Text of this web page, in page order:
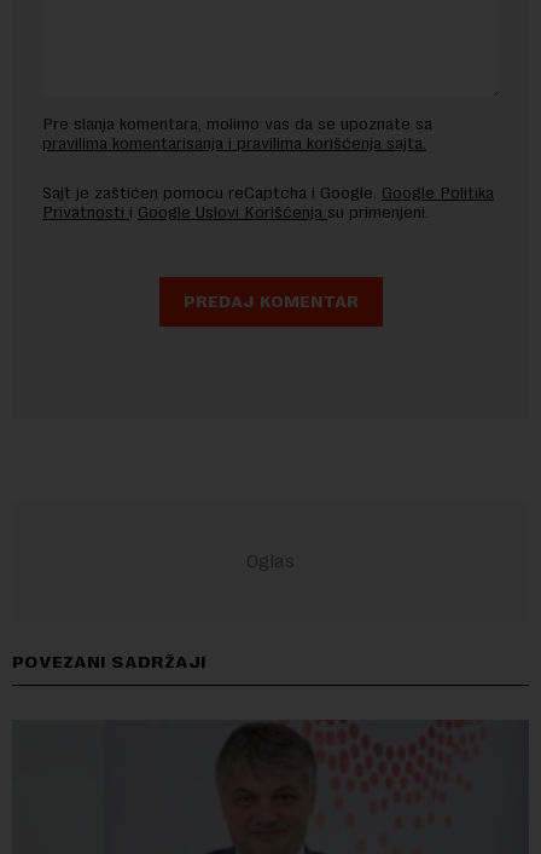
Pre slanja komentara, molimo vas da se upoznate sa
pravilima komentarisanja i pravilima korišćenja sajta.
Sajt je zaštićen pomocu reCaptcha i Google. Google Politika
Privatnosti i Google Uslovi Korišćenja su primenjeni.
POVEZANI SADRŽAJI